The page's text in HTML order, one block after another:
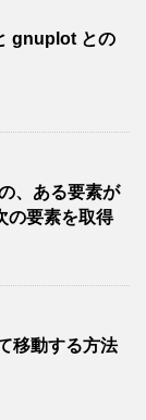
gnuplot との
、ある要素が
の要素を取得
移動する方法